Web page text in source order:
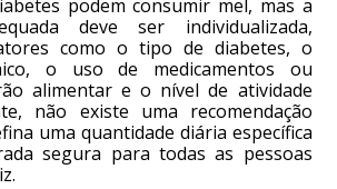
podem consumir mel, mas a
deve ser individualizada,
como o tipo de diabetes, o
o uso de medicamentos ou
alimentar e o nível de atividade
não existe uma recomendação
uma quantidade diária específica
segura para todas as pessoas